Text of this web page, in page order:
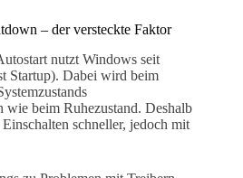
– der versteckte Faktor
nutzt Windows seit
Startup). Dabei wird beim
wie beim Ruhezustand. Deshalb
schneller, jedoch mit